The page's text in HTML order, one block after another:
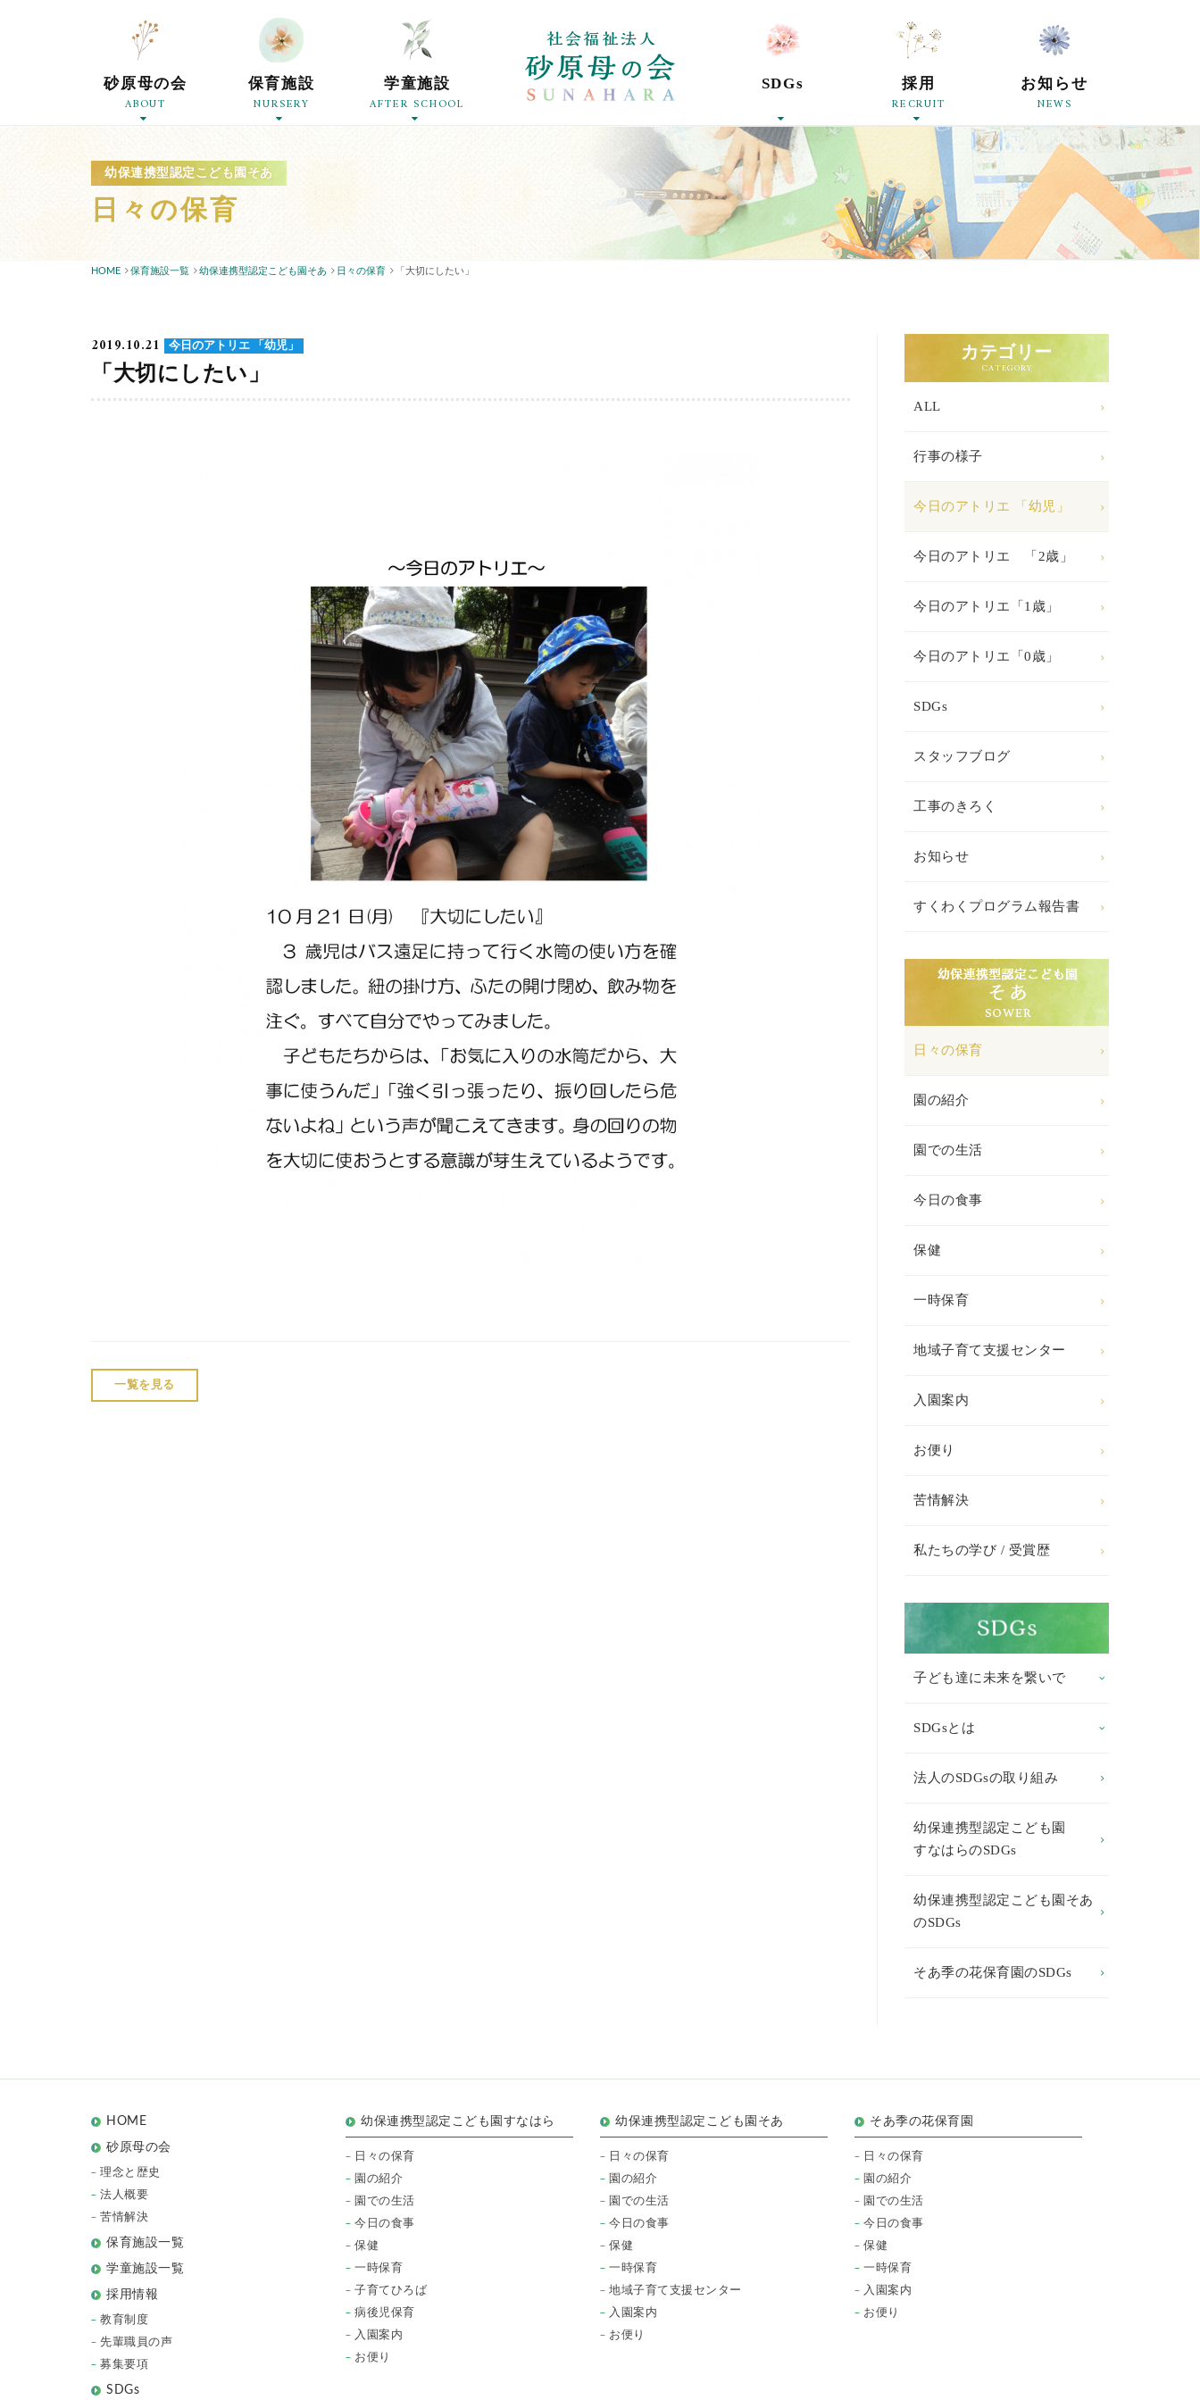
社会福祉法人砂原母の会
砂原母の会
ABOUT
保育施設
NURSERY
学童施設
AFTER SCHOOL
SDGs 採用
RECRUIT
お知らせ
NEWS
幼保連携型認定こども園そあ
日々の保育
HOME 保育施設一覧 幼保連携型認定こども園そあ 日々の保育 「大切にしたい」
カテゴリー
CATEGORY
ALL
行事の様子
今日のアトリエ 「幼児」
今日のアトリエ 「2歳」
今日のアトリエ「1歳」
今日のアトリエ「0歳」
SDGs
スタッフブログ
工事のきろく
お知らせ
すくわくプログラム報告書
日々の保育
園の紹介
園での生活
今日の食事
保健
一時保育
地域子育て支援センター
入園案内
お便り
苦情解決
私たちの学び / 受賞歴
子ども達に未来を繋いで
SDGsとは
法人のSDGsの取り組み
幼保連携型認定こども園
すなはらのSDGs
幼保連携型認定こども園そあ
のSDGs
そあ季の花保育園のSDGs
2019.10.21 今日のアトリエ 「幼児」
「大切にしたい」
一覧を見る
HOME
砂原母の会
理念と歴史
法人概要
苦情解決
保育施設一覧
学童施設一覧
採用情報
教育制度
先輩職員の声
募集要項
SDGs
幼保連携型認定こども園すなはら
日々の保育
園の紹介
園での生活
今日の食事
保健
一時保育
子育てひろば
病後児保育
入園案内
お便り
幼保連携型認定こども園そあ
日々の保育
園の紹介
園での生活
今日の食事
保健
一時保育
地域子育て支援センター
入園案内
お便り
そあ季の花保育園
日々の保育
園の紹介
園での生活
今日の食事
保健
一時保育
入園案内
お便り